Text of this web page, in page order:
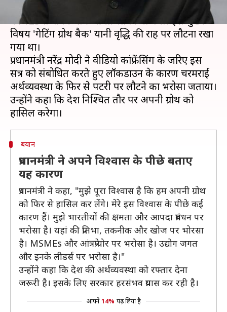
उद्योग संगठन भारतीय उद्योग परिसंघ (CII) का मंगलवार
को 125वां वार्षिक सत्र आयोजित किया गया। इस मुख्य
विषय 'गेटिंग ग्रोथ बैक' यानी वृद्धि की राह पर लौटना रखा
गया था।
प्रधानमंत्री नरेंद्र मोदी ने वीडियो कांफ्रेंसिंग के जरिए इस
सत्र को संबोधित करते हुए लॉकडाउन के कारण चरमराई
अर्थव्यवस्था के फिर से पटरी पर लौटने का भरोसा जताया।
उन्होंने कहा कि देश निश्चित तौर पर अपनी ग्रोथ को
बयान
प्रधानमंत्री ने अपने विश्वास के पीछे बताए
यह कारण
प्रधानमंत्री ने कहा, "मुझे पूरा विश्वास है कि हम अपनी ग्रोथ
को फिर से हासिल कर लेंगे। मेरे इस विश्वास के पीछे कई
कारण हैं। मुझे भारतीयों की क्षमता और आपदा प्रबंधन पर
भरोसा है। यहां की प्रतिभा, तकनीक और खोज पर भोरसा
है। MSMEs और आंत्रप्रेन्योर पर भरोसा है। उद्योग जगत
और इनके लीडर्स पर भरोसा है।"
उन्होंने कहा कि देश की अर्थव्यवस्था को रफ्तार देना
जरूरी है। इसके लिए सरकार हरसंभव प्रयास कर रही है।
आपने 14% पढ़ लिया है